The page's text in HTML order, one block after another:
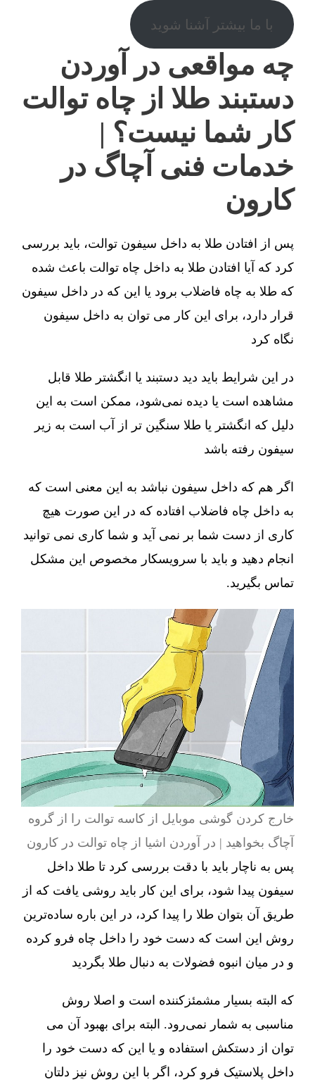
با ما بیشتر آشنا شوید
چه مواقعی در آوردن
دستبند طلا از چاه توالت
کار شما نیست؟ |
خدمات فنی آچاگ در
کارون
پس از افتادن طلا به داخل سیفون توالت، باید بررسی
کرد که آیا افتادن طلا به داخل چاه توالت باعث شده
که طلا به چاه فاضلاب برود یا این که در داخل سیفون
قرار دارد، برای این کار می توان به داخل سیفون
نگاه کرد
در این شرایط باید دید دستبند یا انگشتر طلا قابل
مشاهده است یا دیده نمی‌شود، ممکن است به این
دلیل که انگشتر یا طلا سنگین تر از آب است به زیر
سیفون رفته باشد
اگر هم که داخل سیفون نباشد به این معنی است که
به داخل چاه فاضلاب افتاده که در این صورت هیچ
کاری از دست شما بر نمی آید و شما کاری نمی توانید
انجام دهید و باید با سرویسکار مخصوص این مشکل
تماس بگیرید.
خارج کردن گوشی موبایل از کاسه توالت را از گروه
آچاگ بخواهید | در آوردن اشیا از چاه توالت در کارون
پس به ناچار باید با دقت بررسی کرد تا طلا داخل
سیفون پیدا شود، برای این کار باید روشی یافت که از
طریق آن بتوان طلا را پیدا کرد، در این باره ساده‌ترین
روش این است که دست خود را داخل چاه فرو کرده
و در میان انبوه فضولات به دنبال طلا بگردید
که البته بسیار مشمئزکننده است و اصلا روش
مناسبی به شمار نمی‌رود. البته برای بهبود آن می
توان از دستکش استفاده و یا این که دست خود را
داخل پلاستیک فرو کرد، اگر با این روش نیز دلتان